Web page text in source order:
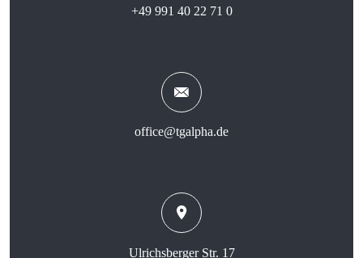
+49 991 40 22 71 0
office@tgalpha.de
Ulrichsberger Str. 17